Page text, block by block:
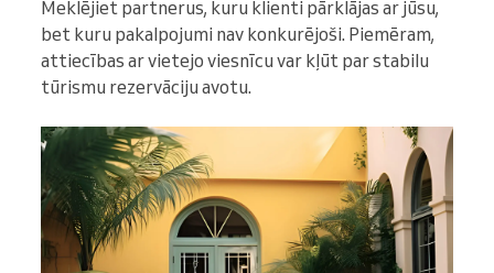
Meklējiet partnerus, kuru klienti pārklājas ar jūsu,
bet kuru pakalpojumi nav konkurējoši. Piemēram,
attiecības ar vietejo viesnīcu var kļūt par stabilu
tūrismu rezervāciju avotu.